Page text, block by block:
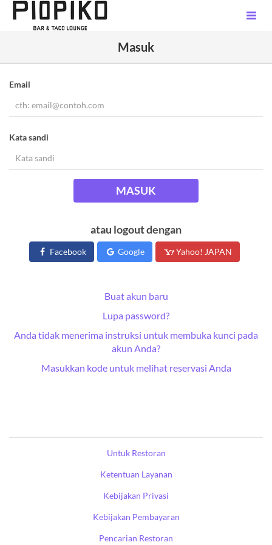
Masuk
Email
Kata sandi
MASUK
atau logout dengan
Facebook Google Yahoo! JAPAN
Buat akun baru
Lupa password?
Anda tidak menerima instruksi untuk membuka kunci pada
akun Anda?
Masukkan kode untuk melihat reservasi Anda
Untuk Restoran
Ketentuan Layanan
Kebijakan Privasi
Kebijakan Pembayaran
Pencarian Restoran